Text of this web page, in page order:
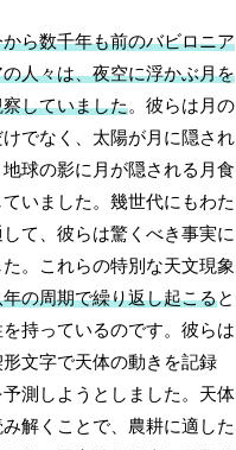
から数千年も前のバビロニア
人々は、夜空に浮かぶ月を
していました。彼らは月の
でなく、太陽が月に隠され
地球の影に月が隠される月食
いました。幾世代にもわた
して、彼らは驚くべき事実に
。これらの特別な天文現象
の周期で繰り返し起こると
持っているのです。彼らは
文字で天体の動きを記録
予測しようとしました。天体
解くことで、農耕に適した